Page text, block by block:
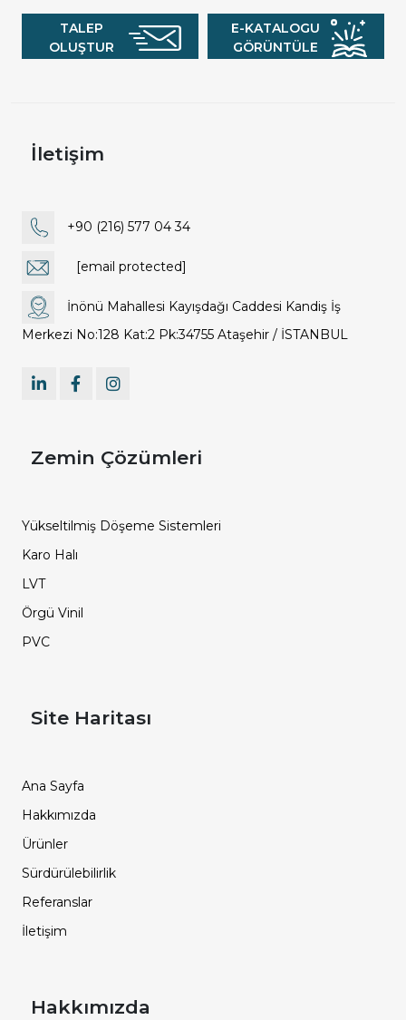
TALEP
OLUŞTUR
E-KATALOGU
GÖRÜNTÜLE
İletişim
+90 (216) 577 04 34
[email protected]
İnönü Mahallesi Kayışdağı Caddesi Kandiş İş
Merkezi No:128 Kat:2 Pk:34755 Ataşehir / İSTANBUL
Zemin Çözümleri
Yükseltilmiş Döşeme Sistemleri
Karo Halı
LVT
Örgü Vinil
PVC
Site Haritası
Ana Sayfa
Hakkımızda
Ürünler
Sürdürülebilirlik
Referanslar
İletişim
Hakkımızda